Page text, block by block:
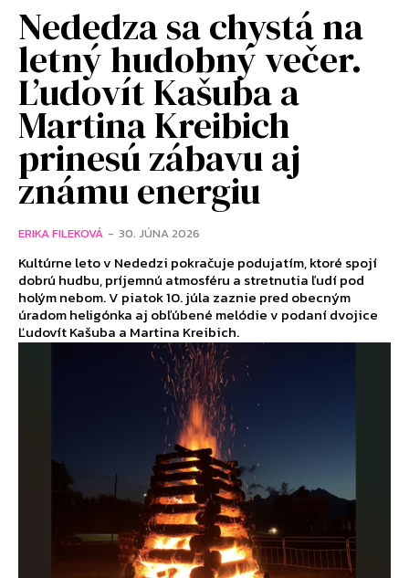
Nededza sa chystá na
letný hudobný večer.
Ľudovít Kašuba a
Martina Kreibich
prinesú zábavu aj
známu energiu
ERIKA FILEKOVÁ - 30. JÚNA 2026
Kultúrne leto v Nededzi pokračuje podujatím, ktoré spojí
dobrú hudbu, príjemnú atmosféru a stretnutia ľudí pod
holým nebom. V piatok 10. júla zaznie pred obecným
úradom heligónka aj obľúbené melódie v podaní dvojice
Ľudovít Kašuba a Martina Kreibich.